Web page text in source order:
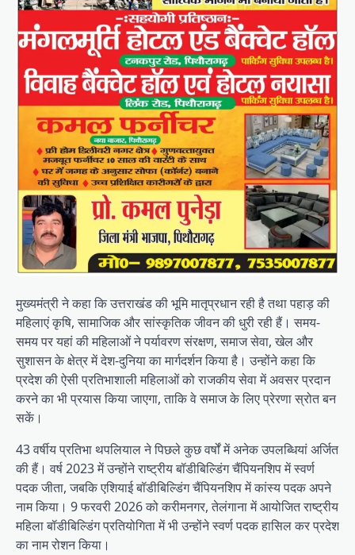
मुख्यमंत्री ने कहा कि उत्तराखंड की भूमि मातृप्रधान रही है तथा पहाड़ की
महिलाएं कृषि, सामाजिक और सांस्कृतिक जीवन की धुरी रही हैं। समय-
समय पर यहां की महिलाओं ने पर्यावरण संरक्षण, समाज सेवा, खेल और
सुशासन के क्षेत्र में देश-दुनिया का मार्गदर्शन किया है। उन्होंने कहा कि
प्रदेश की ऐसी प्रतिभाशाली महिलाओं को राजकीय सेवा में अवसर प्रदान
करने का भी प्रयास किया जाएगा, ताकि वे समाज के लिए प्रेरणा स्रोत बन
सकें।
43 वर्षीय प्रतिभा थपलियाल ने पिछले कुछ वर्षों में अनेक उपलब्धियां अर्जित
की हैं। वर्ष 2023 में उन्होंने राष्ट्रीय बॉडीबिल्डिंग चैंपियनशिप में स्वर्ण
पदक जीता, जबकि एशियाई बॉडीबिल्डिंग चैंपियनशिप में कांस्य पदक अपने
नाम किया। 9 फरवरी 2026 को करीमनगर, तेलंगाना में आयोजित राष्ट्रीय
महिला बॉडीबिल्डिंग प्रतियोगिता में भी उन्होंने स्वर्ण पदक हासिल कर प्रदेश
का नाम रोशन किया।